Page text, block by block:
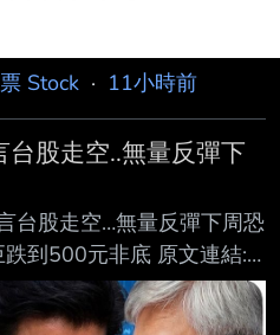
Stock · 11小時前
股走空..無量反彈下
台股走空…無量反彈下周恐
到500元非底 原文連結:
story/12806/9677420?
發布時間：